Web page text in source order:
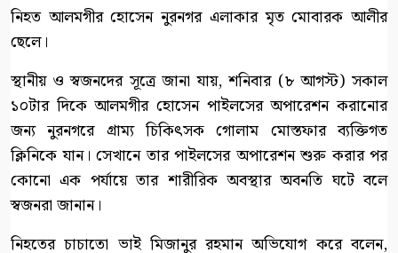
নিহত আলমগীর হোসেন নুরনগর এলাকার মৃত মোবারক আলীর
ছেলে।
স্থানীয় ও স্বজনদের সূত্রে জানা যায়, শনিবার (৮ আগস্ট) সকাল
১০টার দিকে আলমগীর হোসেন পাইলসের অপারেশন করানোর
জন্য নুরনগরে গ্রাম্য চিকিৎসক গোলাম মোস্তফার ব্যক্তিগত
ক্লিনিকে যান। সেখানে তার পাইলসের অপারেশন শুরু করার পর
কোনো এক পর্যায়ে তার শারীরিক অবস্থার অবনতি ঘটে বলে
স্বজনরা জানান।
নিহতের চাচাতো ভাই মিজানুর রহমান অভিযোগ করে বলেন,